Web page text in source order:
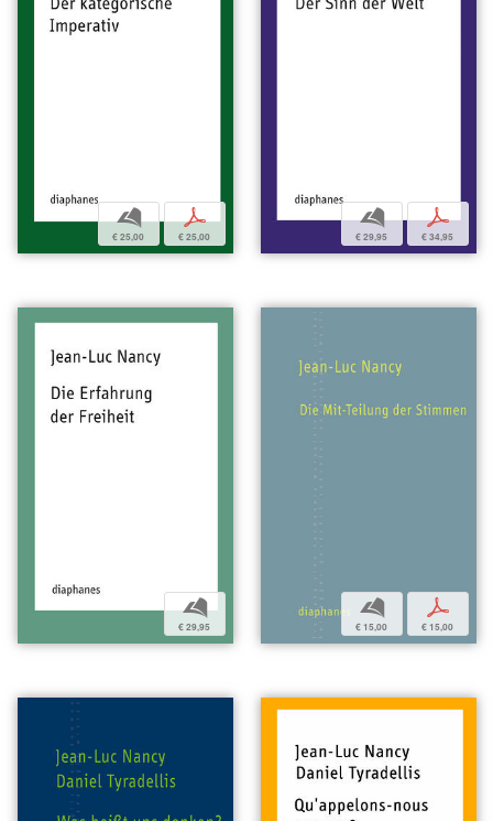
b
€ 25,00
p
€ 25,00
b
€ 29,95
p
€ 34,95
b
€ 29,95
b
€ 15,00
p
€ 15,00